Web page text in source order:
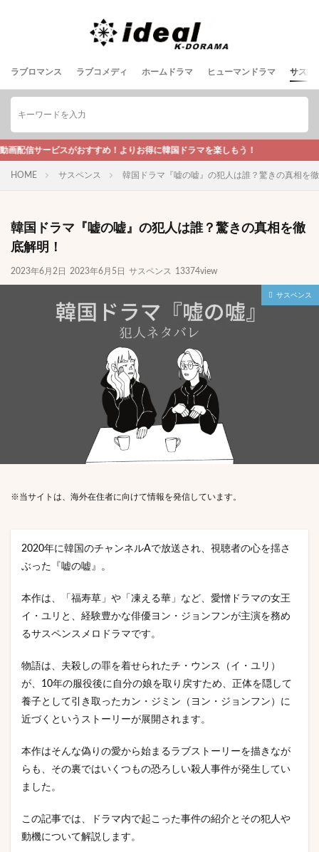
ラブロマンス ラブコメディ ホームドラマ ヒューマンドラマ サスペ
すめ！よりお得に韓国ドラマを楽しもう！
HOME サスペンス 韓国ドラマ『嘘の嘘』の犯人は誰？驚きの真相を
韓国ドラマ『嘘の嘘』の犯人は誰？驚きの真相を徹
底解明！
2023年6月2日 2023年6月5日 サスペンス 13374view
サスペンス
※当サイトは、海外在住者に向けて情報を発信しています。
2020年に韓国のチャンネルAで放送され、視聴者の心を揺さ
ぶった『嘘の嘘』。
本作は、「福寿草」や「凍える華」など、愛憎ドラマの女王
イ・ユリと、経験豊かな俳優ヨン・ジョンフンが主演を務め
るサスペンスメロドラマです。
物語は、夫殺しの罪を着せられたチ・ウンス（イ・ユリ）
が、10年の服役後に自分の娘を取り戻すため、正体を隠して
養子として引き取ったカン・ジミン（ヨン・ジョンフン）に
近づくというストーリーが展開されます。
本作はそんな偽りの愛から始まるラブストーリーを描きなが
らも、その裏ではいくつもの恐ろしい殺人事件が発生してい
ました。
この記事では、ドラマ内で起こった事件の紹介とその犯人や
動機について解説します。